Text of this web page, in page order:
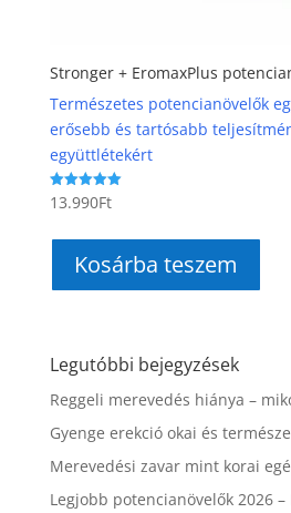
Stronger + EromaxPlus
Természetes potencianövelők
erősebb és tartósabb
együttlétekért
Értékelés:
5.00
13.990Ft
Kosárba teszem
Legutóbbi bejegyzések
Reggeli merevedés hiánya –
Gyenge erekció okai és
Merevedési zavar mint korai
Legjobb potencianövelők 2026 –